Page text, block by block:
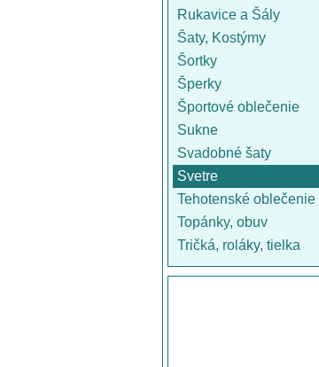
Rukavice a Šály
Šaty, Kostýmy
Šortky
Šperky
Športové oblečenie
Sukne
Svadobné šaty
Svetre
Tehotenské oblečenie
Topánky, obuv
Tričká, roláky, tielka